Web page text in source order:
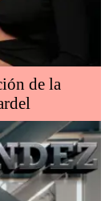
de la